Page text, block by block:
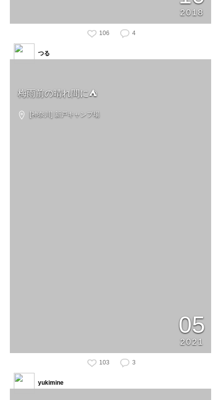
2018
106 4
梅雨前の晴れ間に⛺️
[神奈川] 新戸キャンプ場
05
2021
つる
103 3
yukimine